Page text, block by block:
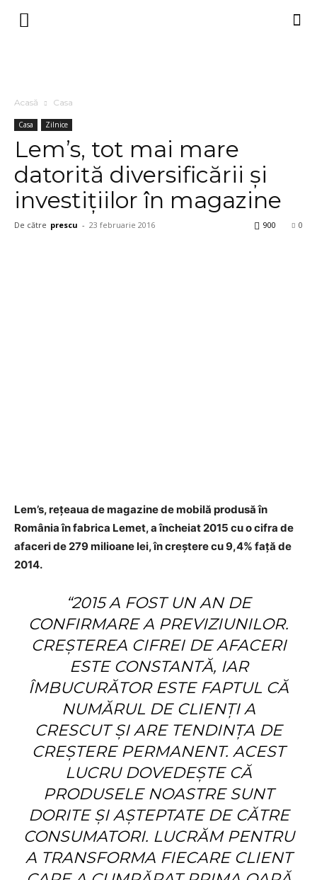
Acasă Casa
Casa Zilnice
Lem’s, tot mai mare
datorită diversificării și
investițiilor în magazine
De către prescu - 23 februarie 2016 0
900
Lem’s,rețeaua de magazinede mobilă produsă în
România în fabrica Lemet, a încheiat 2015 cu o cifra de
afaceri de 279 milioane lei, în creștere cu 9,4% față de
2014.
“2015 A FOST UN AN DE
CONFIRMARE A PREVIZIUNILOR.
CREŞTEREA CIFREI DE AFACERI
ESTE CONSTANTĂ, IAR
ÎMBUCURĂTOR ESTE FAPTUL CĂ
NUMĂRUL DE CLIENŢI A
CRESCUT ŞI ARE TENDINŢA DE
CREŞTERE PERMANENT. ACEST
LUCRU DOVEDEŞTE CĂ
PRODUSELE NOASTRE SUNT
DORITE ŞI AŞTEPTATE DE CĂTRE
CONSUMATORI. LUCRĂM PENTRU
A TRANSFORMA FIECARE CLIENT